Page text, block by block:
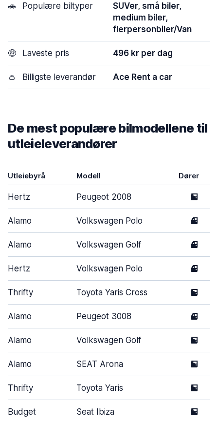
🚗 Populære biltyper
SUVer, små biler,
medium biler,
flerpersonbiler/Van
🤑 Laveste pris 496 kr per dag
👛 Billigste leverandør Ace Rent a car
De mest populære bilmodellene til
utleieleverandører
Utleiebyrå Modell Dører
Hertz Peugeot 2008 5
Alamo Volkswagen Polo 4
Alamo Volkswagen Golf 4
Hertz Volkswagen Polo 4
Thrifty Toyota Yaris Cross 5
Alamo Peugeot 3008 4
Alamo Volkswagen Golf 5
Alamo SEAT Arona 5
Thrifty Toyota Yaris 5
Budget Seat Ibiza 5